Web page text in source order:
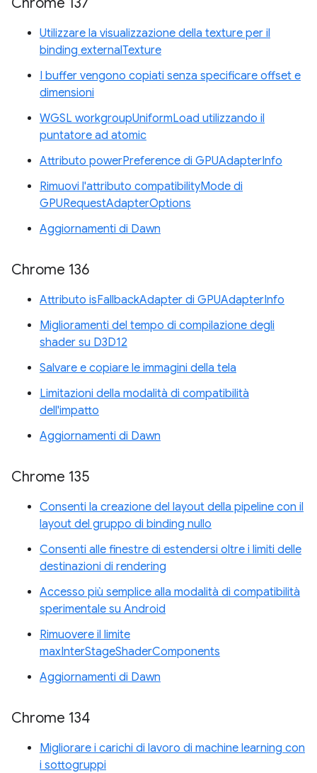
Utilizzare la visualizzazione della texture per il
binding externalTexture
I buffer vengono copiati senza specificare offset e
dimensioni
WGSL workgroupUniformLoad utilizzando il
puntatore ad atomic
Attributo powerPreference di GPUAdapterInfo
Rimuovi l'attributo compatibilityMode di
GPURequestAdapterOptions
Aggiornamenti di Dawn
Chrome 136
Attributo isFallbackAdapter di GPUAdapterInfo
Miglioramenti del tempo di compilazione degli
shader su D3D12
Salvare e copiare le immagini della tela
Limitazioni della modalità di compatibilità
dell'impatto
Aggiornamenti di Dawn
Chrome 135
Consenti la creazione del layout della pipeline con il
layout del gruppo di binding nullo
Consenti alle finestre di estendersi oltre i limiti delle
destinazioni di rendering
Accesso più semplice alla modalità di compatibilità
sperimentale su Android
Rimuovere il limite
maxInterStageShaderComponents
Aggiornamenti di Dawn
Chrome 134
Migliorare i carichi di lavoro di machine learning con
i sottogruppi